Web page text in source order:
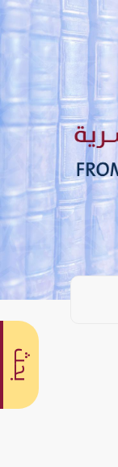
بحث